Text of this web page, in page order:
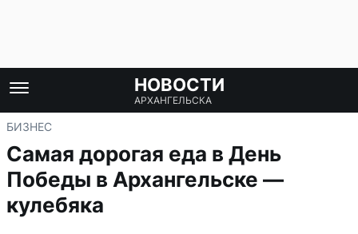
НОВОСТИ
АРХАНГЕЛЬСКА
БИЗНЕС
Самая дорогая еда в День
Победы в Архангельске —
кулебяка